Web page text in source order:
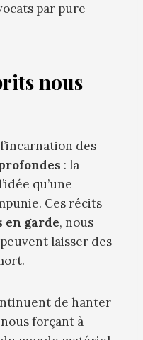
par pure
nous
des
: la
qu’une
Ces récits
en garde, nous
laisser des
de hanter
forçant à